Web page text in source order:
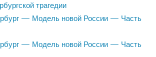
трагедии
— Модель новой России — Часть
— Модель новой России — Часть